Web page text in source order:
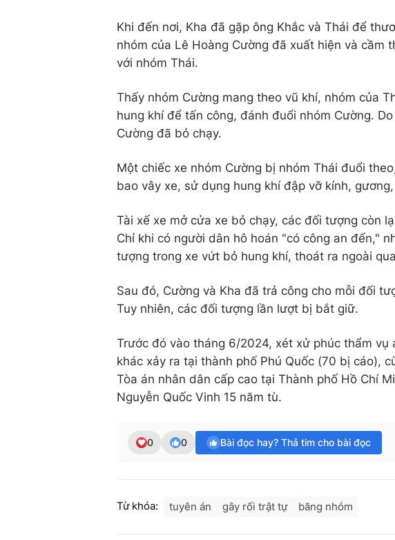
Khi đến nơi, Kha đã gặp ông Khắc và Thái để
nhóm của Lê Hoàng Cường đã xuất hiện và cầm
với nhóm Thái.
Thấy nhóm Cường mang theo vũ khí, nhóm của
hung khí để tấn công, đánh đuổi nhóm Cường.
Cường đã bỏ chạy.
Một chiếc xe nhóm Cường bị nhóm Thái đuổi
bao vây xe, sử dụng hung khí đập vỡ kính,
Tài xế xe mở cửa xe bỏ chạy, các đối tượng còn
Chỉ khi có người dân hô hoán "có công an đến,"
tượng trong xe vứt bỏ hung khí, thoát ra ngoài
Sau đó, Cường và Kha đã trả công cho mỗi đối
Tuy nhiên, các đối tượng lần lượt bị bắt giữ.
Trước đó vào tháng 6/2024, xét xử phúc thẩm
khác xảy ra tại thành phố Phú Quốc (70 bị cáo),
Tòa án nhân dân cấp cao tại Thành phố Hồ Chí
Nguyễn Quốc Vinh 15 năm tù.
0 0 Bài đọc hay? Thả tim cho bài đọc
Từ khóa: tuyên án gây rối trật tự băng nhóm